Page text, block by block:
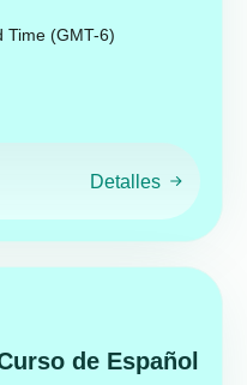
Time (GMT-6)
Detalles
de Español